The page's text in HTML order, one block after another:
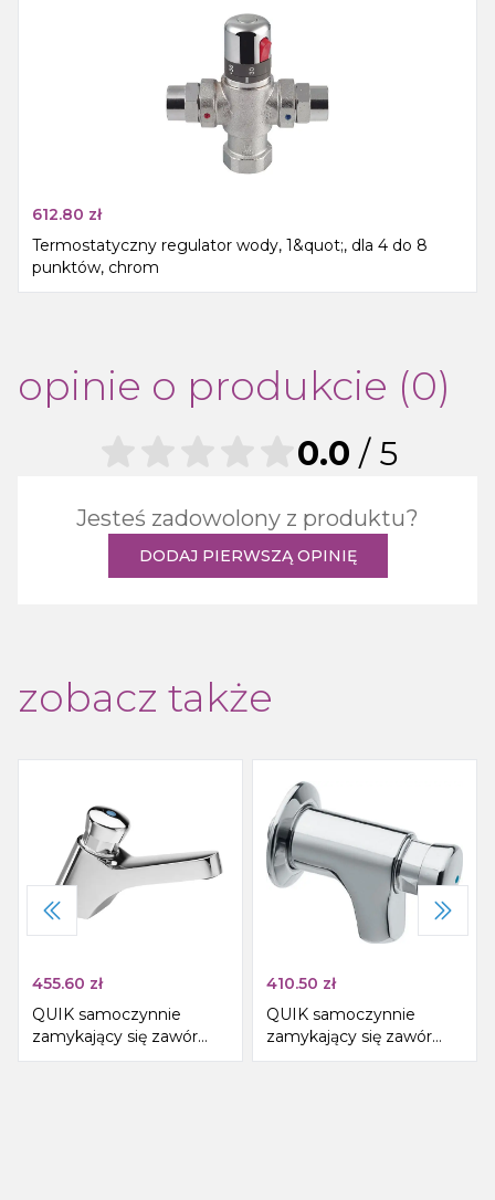
612.80 zł
Termostatyczny regulator wody, 1&quot;, dla 4 do 8
punktów, chrom
opinie o produkcie (0)
Jesteś zadowolony z produktu?
DODAJ PIERWSZĄ OPINIĘ
0.0 / 5
zobacz także
455.60 zł
QUIK samoczynnie
zamykający się zawór
umywalkowy, chrom
410.50 zł
QUIK samoczynnie
zamykający się zawór
umywalkowy, ścienny,